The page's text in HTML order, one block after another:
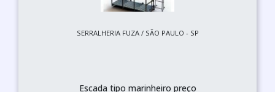
SERRALHERIA FUZA / SÃO PAULO - SP
Escada tipo marinheiro preço